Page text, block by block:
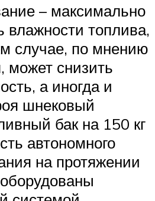
– максимально
влажности топлива,
случае, по мнению
может снизить
а иногда и
шнековый
бак на 150 кг
автономного
на протяжении